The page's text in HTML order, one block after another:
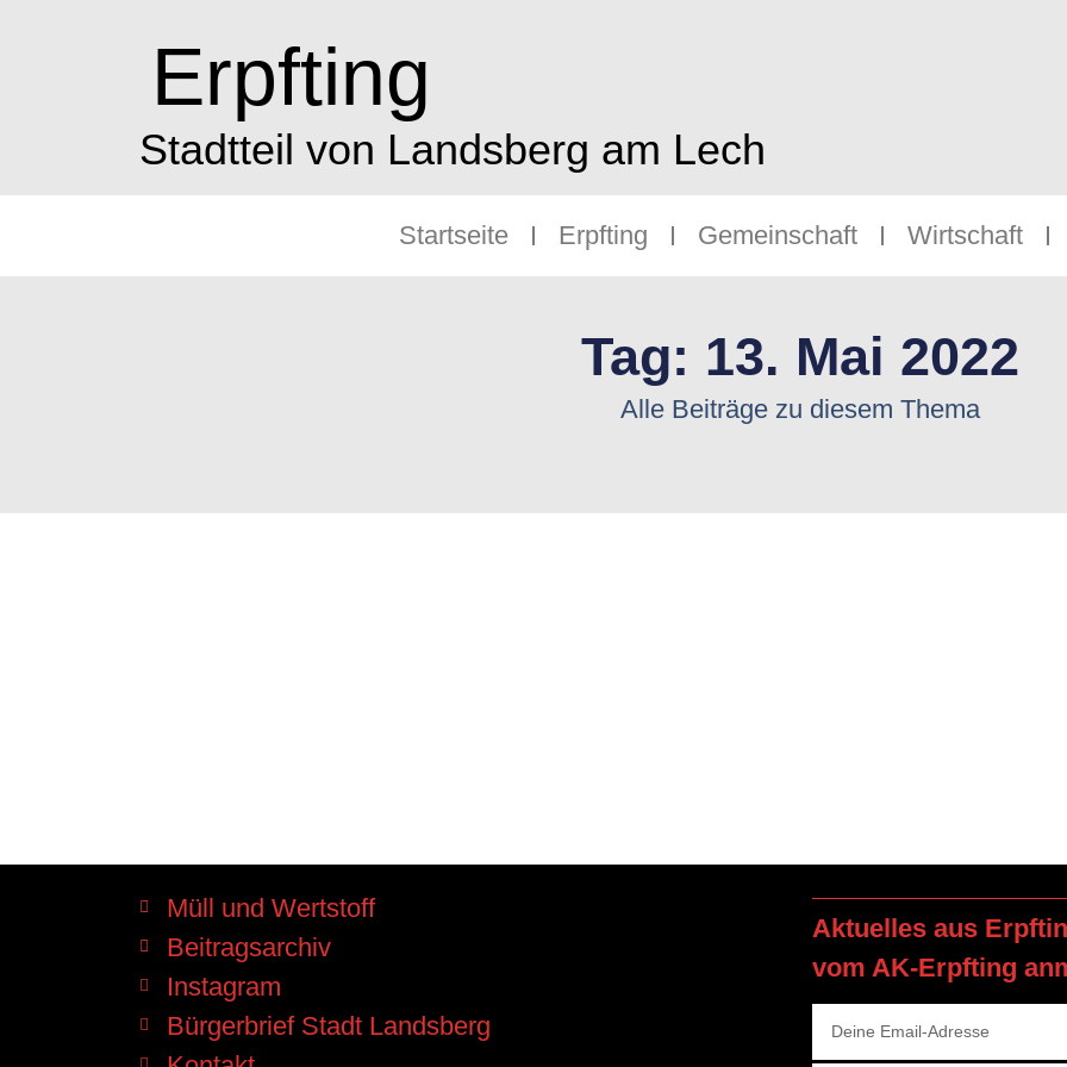
Erpfting
Stadtteil von Landsberg am Lech
Startseite Erpfting Gemeinschaft Wirtschaft
Tag: 13. Mai 2022
Alle Beiträge zu diesem Thema
Müll und Wertstoff
Beitragsarchiv
Instagram
Bürgerbrief Stadt Landsberg
Aktuelles aus
vom AK-Erpfting